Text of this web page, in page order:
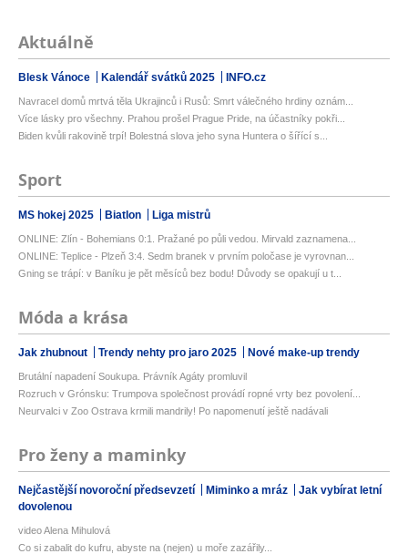
Aktuálně
Blesk Vánoce Kalendář svátků 2025 INFO.cz
Navracel domů mrtvá těla Ukrajinců i Rusů: Smrt válečného hrdiny oznám...
Více lásky pro všechny. Prahou prošel Prague Pride, na účastníky pokři...
Biden kvůli rakovině trpí! Bolestná slova jeho syna Huntera o šířící s...
Sport
MS hokej 2025 Biatlon Liga mistrů
ONLINE: Zlín - Bohemians 0:1. Pražané po půli vedou. Mirvald zaznamena...
ONLINE: Teplice - Plzeň 3:4. Sedm branek v prvním poločase je vyrovnan...
Gning se trápí: v Baníku je pět měsíců bez bodu! Důvody se opakují u t...
Móda a krása
Jak zhubnout Trendy nehty pro jaro 2025 Nové make-up trendy
Brutální napadení Soukupa. Právník Agáty promluvil
Rozruch v Grónsku: Trumpova společnost provádí ropné vrty bez povolení...
Neurvalci v Zoo Ostrava krmili mandrily! Po napomenutí ještě nadávali
Pro ženy a maminky
Nejčastější novoroční předsevzetí Miminko a mráz
Jak vybírat letní
dovolenou
video Alena Mihulová
Co si zabalit do kufru, abyste na (nejen) u moře zazářily...